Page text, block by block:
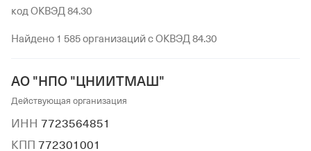
код ОКВЭД 84.30
Найдено 1 585 организаций с ОКВЭД 84.30
АО "НПО "ЦНИИТМАШ"
Действующая организация
ИНН 7723564851
КПП 772301001